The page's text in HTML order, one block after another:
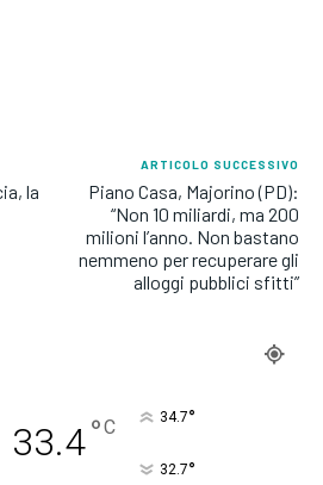
la
ARTICOLO SUCCESSIVO
Piano Casa, Majorino (PD):
“Non 10 miliardi, ma 200
milioni l’anno. Non bastano
nemmeno per recuperare gli
alloggi pubblici sfitti”
33.4°C 34.7°
32.7°